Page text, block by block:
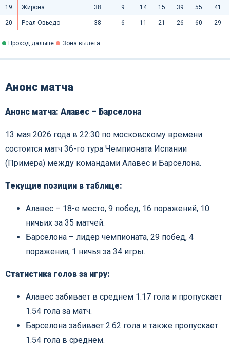
19 Жирона 38 9 14 15 39 55 41
20 Реал Овьедо 38 6 11 21 26 60 29
Проход дальше Зона вылета
Анонс матча
Анонс матча: Алавес – Барселона
13 мая 2026 года в 22:30 по московскому времени
состоится матч 36-го тура Чемпионата Испании
(Примера) между командами Алавес и Барселона.
Текущие позиции в таблице:
Алавес – 18-е место, 9 побед, 16 поражений, 10
ничьих за 35 матчей.
Барселона – лидер чемпионата, 29 побед, 4
поражения, 1 ничья за 34 игры.
Статистика голов за игру:
Алавес забивает в среднем 1.17 гола и пропускает
1.54 гола за матч.
Барселона забивает 2.62 гола и также пропускает
1.54 гола в среднем.